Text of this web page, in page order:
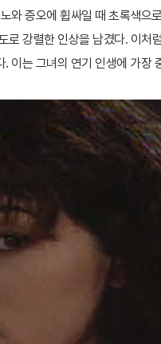
와 증오에 휩싸일 때 초록색으
강렬한 인상을 남겼다. 이처
이는 그녀의 연기 인생에 가장